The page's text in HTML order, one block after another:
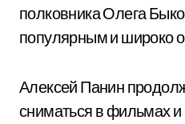
полковника Олега
популярным и широко
Алексей Панин
сниматься в фильмах